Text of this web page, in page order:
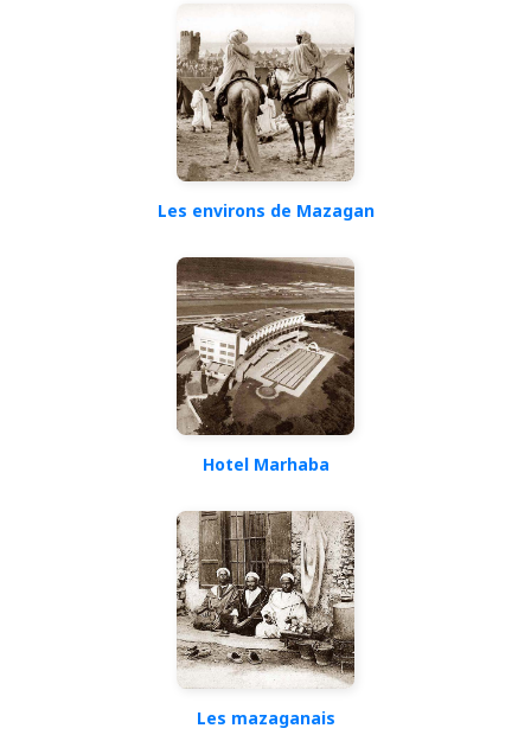
Les environs de Mazagan
Hotel Marhaba
Les mazaganais